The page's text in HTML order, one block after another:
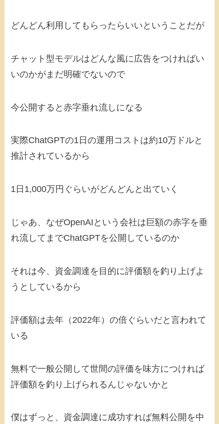
どんどん利用してもらったらいいということだが
チャット型モデルはどんな風に広告をつければい
いのかがまだ明確でないので
今公開すると赤字垂れ流しになる
実際ChatGPTの1日の運用コストは約10万ドルと
推計されているから
1日1,000万円ぐらいがどんどんと出ていく
じゃあ、なぜOpenAIという会社は巨額の赤字を垂
れ流してまでChatGPTを公開しているのか
それは今、資金調達を目的に評価額を釣り上げよ
うとしているから
評価額は去年（2022年）の倍ぐらいだと言われて
いる
無料で一般公開して世間の評価を味方につければ
評価額を釣り上げられるんじゃないかと
僕はずっと、資金調達に成功すれば無料公開を中